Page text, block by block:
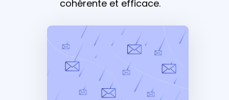
cohérente et efficace.